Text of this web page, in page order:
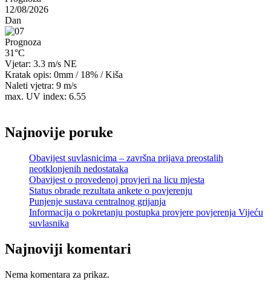
12/08/2026
Dan
Prognoza
31°C
Vjetar: 3.3 m/s NE
Kratak opis: 0mm / 18% /Kiša
Naleti vjetra: 9 m/s
max. UV index: 6.55
Najnovije poruke
Obavijest suvlasnicima – završna prijava preostalih
neotklonjenih nedostataka
Obavijest o provedenoj provjeri na licu mjesta
Status obrade rezultata ankete o povjerenju
Punjenje sustava centralnog grijanja
Informacija o pokretanju postupka provjere povjerenja Vijeću
suvlasnika
Najnoviji komentari
Nema komentara za prikaz.